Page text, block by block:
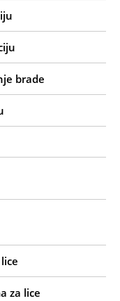
brade
za lice